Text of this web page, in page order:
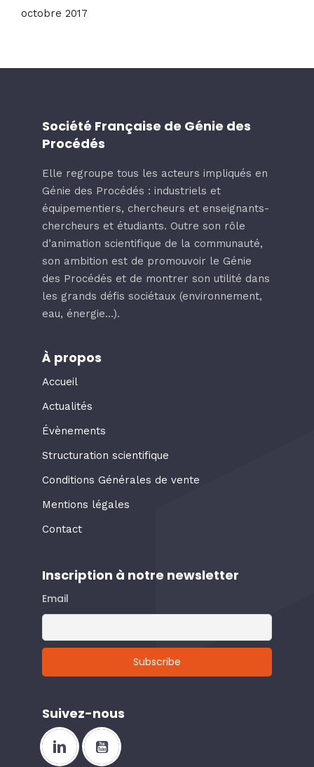
octobre 2017
Société Française de Génie des
Procédés
Elle regroupe tous les acteurs impliqués en
Génie des Procédés : industriels et
équipementiers, chercheurs et enseignants-
chercheurs et étudiants. Outre son rôle
d’animation scientifique de la communauté,
son ambition est de promouvoir le Génie
des Procédés et de montrer son utilité dans
les grands défis sociétaux (environnement,
eau, énergie…).
À propos
Accueil
Actualités
Évènements
Structuration scientifique
Conditions Générales de vente
Mentions légales
Contact
Inscription à notre newsletter
Email
Suivez-nous